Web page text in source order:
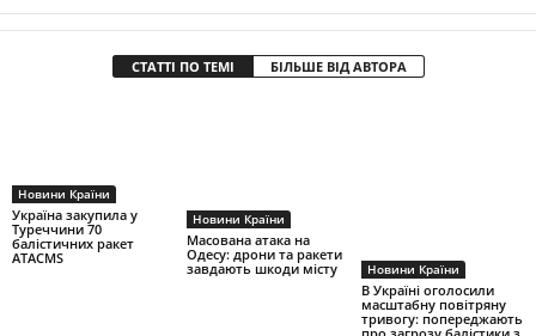
СТАТТІ ПО ТЕМІ БІЛЬШЕ ВІД АВТОРА
Новини Країни
Україна закупила у
Туреччини 70
балістичних ракет
ATACMS
Новини Країни
Масована атака на
Одесу: дрони та ракети
завдають шкоди місту
Новини Країни
В Україні оголосили
масштабну повітряну
тривогу: попереджають